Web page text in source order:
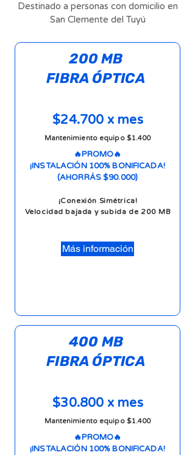
Destinado a personas con domicilio en
San Clemente del Tuyú
200 MB
FIBRA ÓPTICA
$24.700 x mes
Mantenimiento equipo $1.400
¡Conexión Simétrica!
Velocidad bajada y subida de 200 MB
Más información
🔥PROMO🔥
¡INSTALACIÓN 100% BONIFICADA!
(AHORRÁS $90.000)
400 MB
FIBRA ÓPTICA
$30.800 x mes
Mantenimiento equipo $1.400
🔥PROMO🔥
¡INSTALACIÓN 100% BONIFICADA!